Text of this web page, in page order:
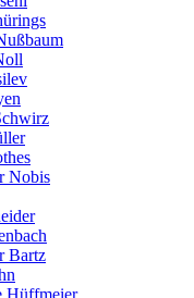
Nobis
Bartz
Hüffmeier